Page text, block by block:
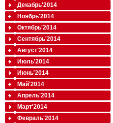
Декабрь'2014
Ноябрь'2014
Октябрь'2014
Сентябрь'2014
Август'2014
Июль'2014
Июнь'2014
Май'2014
Апрель'2014
Март'2014
Февраль'2014